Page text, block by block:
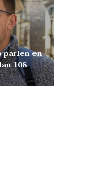
parlen en
108